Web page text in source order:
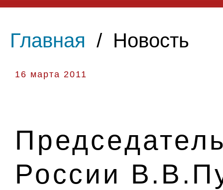
Главная / Новость
16 марта 2011
России